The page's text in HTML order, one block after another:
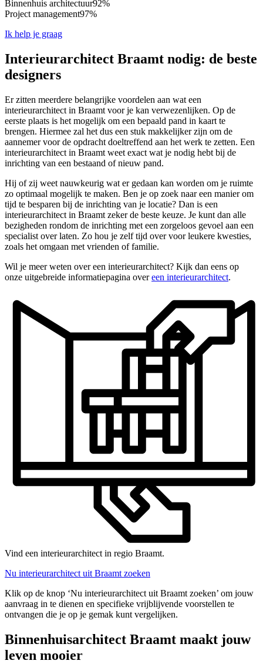
Binnenhuis architectuur92%
Project management97%
Ik help je graag
Interieurarchitect Braamt nodig: de beste
designers
Er zitten meerdere belangrijke voordelen aan wat een
interieurarchitect in Braamt voor je kan verwezenlijken. Op de
eerste plaats is het mogelijk om een bepaald pand in kaart te
brengen. Hiermee zal het dus een stuk makkelijker zijn om de
aannemer voor de opdracht doeltreffend aan het werk te zetten. Een
interieurarchitect in Braamt weet exact wat je nodig hebt bij de
inrichting van een bestaand of nieuw pand.
Hij of zij weet nauwkeurig wat er gedaan kan worden om je ruimte
zo optimaal mogelijk te maken. Ben je op zoek naar een manier om
tijd te besparen bij de inrichting van je locatie? Dan is een
interieurarchitect in Braamt zeker de beste keuze. Je kunt dan alle
bezigheden rondom de inrichting met een zorgeloos gevoel aan een
specialist over laten. Zo hou je zelf tijd over voor leukere kwesties,
zoals het omgaan met vrienden of familie.
Wil je meer weten over een interieurarchitect? Kijk dan eens op
onze uitgebreide informatiepagina overeen interieurarchitect.
Vind een interieurarchitect in regio Braamt.
Nu interieurarchitect uit Braamt zoeken
Klik op de knop ‘Nu interieurarchitect uit Braamt zoeken’ om jouw
aanvraag in te dienen en specifieke vrijblijvende voorstellen te
ontvangen die je op je gemak kunt vergelijken.
Binnenhuisarchitect Braamt maakt jouw
leven mooier